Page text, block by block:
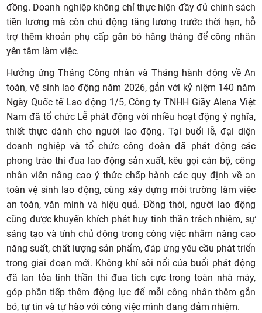
đồng. Doanh nghiệp không chỉ thực hiện đầy đủ chính sách
tiền lương mà còn chủ động tăng lương trước thời hạn, hỗ
trợ thêm khoản phụ cấp gắn bó hằng tháng để công nhân
yên tâm làm việc.
Hưởng ứng Tháng Công nhân và Tháng hành động về An
toàn, vệ sinh lao động năm 2026, gắn với kỷ niệm 140 năm
Ngày Quốc tế Lao động 1/5, Công ty TNHH Giầy Alena Việt
Nam đã tổ chức Lễ phát động với nhiều hoạt động ý nghĩa,
thiết thực dành cho người lao động. Tại buổi lễ, đại diện
doanh nghiệp và tổ chức công đoàn đã phát động các
phong trào thi đua lao động sản xuất, kêu gọi cán bộ, công
nhân viên nâng cao ý thức chấp hành các quy định về an
toàn vệ sinh lao động, cùng xây dựng môi trường làm việc
an toàn, văn minh và hiệu quả. Đồng thời, người lao động
cũng được khuyến khích phát huy tinh thần trách nhiệm, sự
sáng tạo và tính chủ động trong công việc nhằm nâng cao
năng suất, chất lượng sản phẩm, đáp ứng yêu cầu phát triển
trong giai đoạn mới. Không khí sôi nổi của buổi phát động
đã lan tỏa tinh thần thi đua tích cực trong toàn nhà máy,
góp phần tiếp thêm động lực để mỗi công nhân thêm gắn
bó, tự tin và tự hào với công việc mình đang đảm nhiệm.